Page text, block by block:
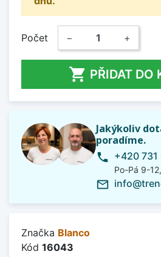
Počet − +
 PŘIDAT DO
Jakýkoliv
poradíme.
phone +420 731
Po-Pá 9-
mail_outline
Značka Blanco
Kód 16043